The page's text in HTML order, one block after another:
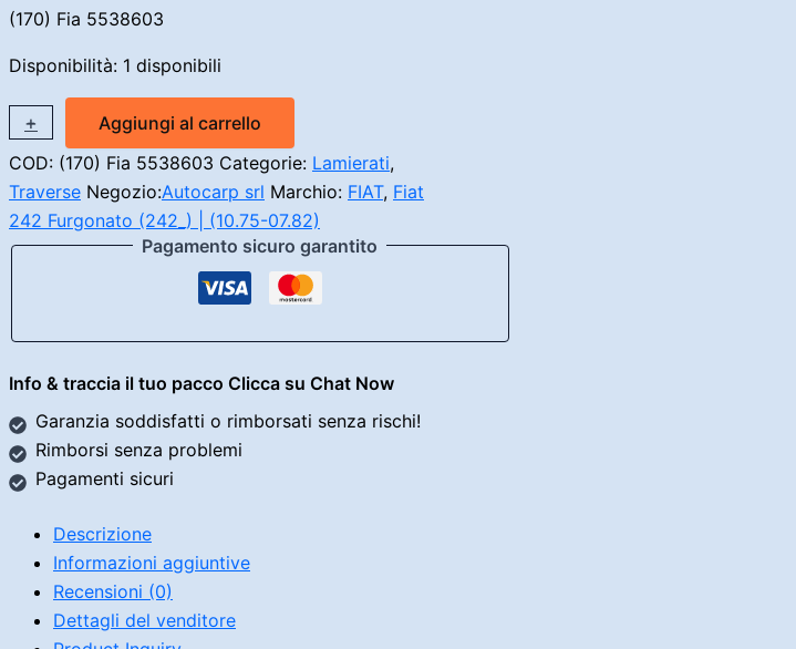
(170) Fia 5538603
Disponibilità: 1 disponibili
-
Traversa
posteriore
Fiat
242
quantità
+
Aggiungi al carrello
COD: (170) Fia 5538603 Categorie: Lamierati,
Traverse Negozio:Autocarp srl Marchio: FIAT, Fiat
242 Furgonato (242_) | (10.75-07.82)
Pagamento sicuro garantito
Info & traccia il tuo pacco Clicca su Chat Now
Garanzia soddisfatti o rimborsati senza rischi!
Rimborsi senza problemi
Pagamenti sicuri
Descrizione
Informazioni aggiuntive
Recensioni (0)
Dettagli del venditore